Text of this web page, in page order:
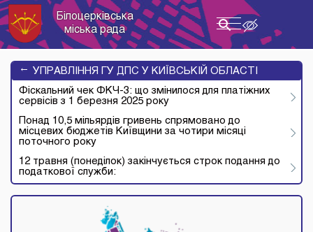
Toggle
navigation
Білоцерківська
міська рада
→
УПРАВЛІННЯ ГУ ДПС У КИЇВСЬКІЙ ОБЛАСТІ
Фіскальний чек ФКЧ-3: що змінилося для платіжних
сервісів з 1 березня 2025 року
Понад 10,5 мільярдів гривень спрямовано до
місцевих бюджетів Київщини за чотири місяці
поточного року
12 травня (понеділок) закінчується строк подання до
податкової служби: